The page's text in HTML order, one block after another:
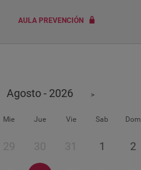
AULA PREVENCIÓN
Agosto - 2026 >
Mie Jue Vie Sab Dom
29 30 31 1 2